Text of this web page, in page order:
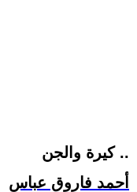
كيرة والجن ..
أحمد فاروق عباس